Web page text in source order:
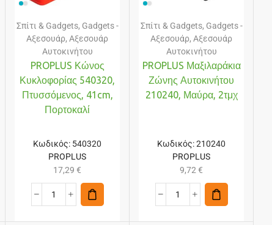
Σπίτι & Gadgets, Gadgets -
Αξεσουάρ,Αξεσουάρ
Αυτοκινήτου
PROPLUS Κώνος
Κυκλοφορίας 540320,
Πτυσσόμενος, 41cm,
Πορτοκαλί
Κωδικός: 540320
PROPLUS
17,29€
Σπίτι & Gadgets, Gadgets -
Αξεσουάρ,Αξεσουάρ
Αυτοκινήτου
PROPLUS Μαξιλαράκια
Ζώνης Αυτοκινήτου
210240, Μαύρα, 2τμχ
Κωδικός:210240
PROPLUS
9,72€